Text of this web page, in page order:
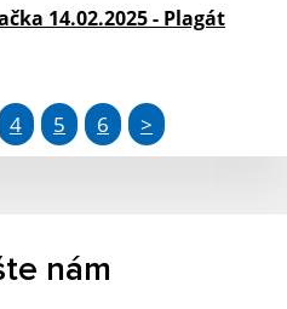
14.02.2025 - Plagát
4 5 6 >
nám